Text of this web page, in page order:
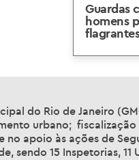
Guardas
homens
na Zona
do Rio de Janeiro
urbano;
apoio às ações de
sendo 15 Inspetorias, 11